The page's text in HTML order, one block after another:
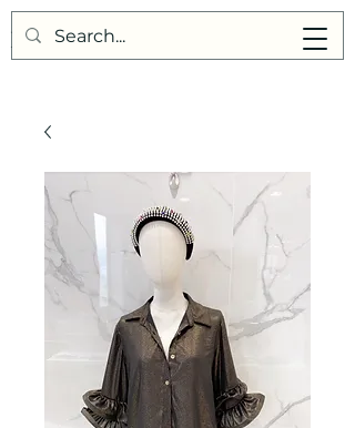
Points de Suture